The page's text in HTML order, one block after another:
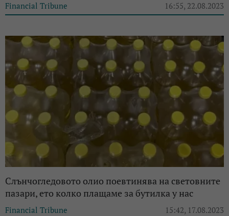
Financial Tribune 16:55, 22.08.2023
Слънчогледовото олио поевтинява на световните
пазари, ето колко плащаме за бутилка у нас
Financial Tribune 15:42, 17.08.2023